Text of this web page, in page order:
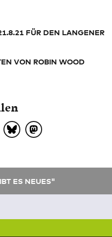
FÜR DEN LANGENER
VON ROBIN WOOD
ES NEUES"